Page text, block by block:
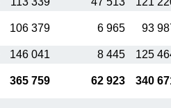
106 379 6 965 93
146 041 8 445 125
365 759 62 923 340